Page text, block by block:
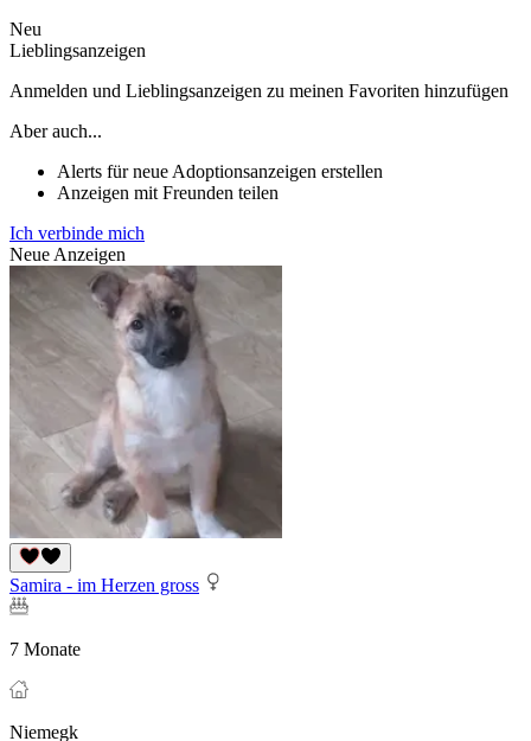
Neu
Lieblingsanzeigen
Anmelden und Lieblingsanzeigen zu meinen Favoriten hinzufügen
Aber auch...
Alerts für neue Adoptionsanzeigen erstellen
Anzeigen mit Freunden teilen
Ich verbinde mich
Neue Anzeigen
Samira - im Herzen gross
7 Monate
Niemegk